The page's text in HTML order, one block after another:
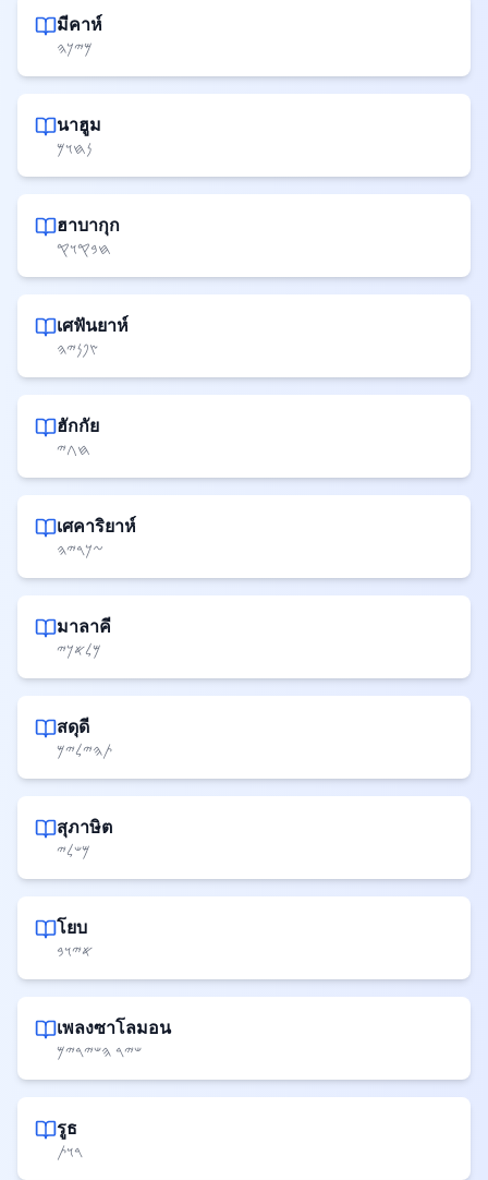
มีคาห์
𐤌𐤉𐤊𐤄
นาฮูม
𐤍𐤇𐤅𐤌
ฮาบากุก
𐤇𐤁𐤒𐤅𐤒
เศฟันยาห์
𐤑𐤐𐤍𐤉𐤄
ฮักกัย
𐤇𐤂𐤉
เศคาริยาห์
𐤆𐤊𐤓𐤉𐤄
มาลาคี
𐤌𐤋𐤀𐤊𐤉
สดุดี
𐤕𐤄𐤉𐤋𐤉𐤌
สุภาษิต
𐤌𐤔𐤋𐤉
โยบ
𐤀𐤉𐤅𐤁
เพลงซาโลมอน
𐤔𐤉𐤓 𐤄𐤔𐤉𐤓𐤉𐤌
รูธ
𐤓𐤅𐤕